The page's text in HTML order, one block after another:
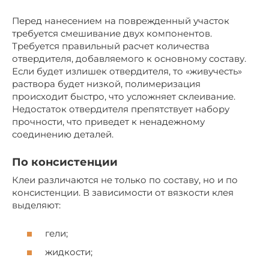
Перед нанесением на поврежденный участок
требуется смешивание двух компонентов.
Требуется правильный расчет количества
отвердителя, добавляемого к основному составу.
Если будет излишек отвердителя, то «живучесть»
раствора будет низкой, полимеризация
происходит быстро, что усложняет склеивание.
Недостаток отвердителя препятствует набору
прочности, что приведет к ненадежному
соединению деталей.
По консистенции
Клеи различаются не только по составу, но и по
консистенции. В зависимости от вязкости клея
выделяют:
гели;
жидкости;